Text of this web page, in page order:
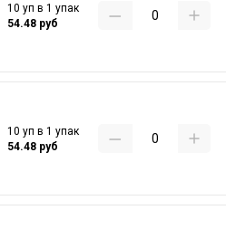
10 уп в 1 упак
54.48 руб
10 уп в 1 упак
54.48 руб